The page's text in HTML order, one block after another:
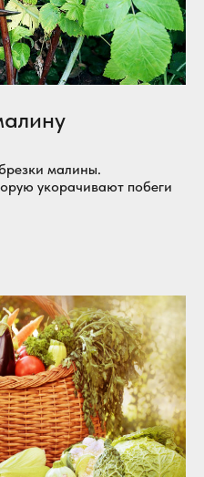
малины.
укорачивают побеги